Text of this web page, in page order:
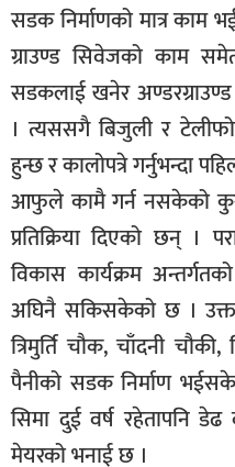
सडक निर्माणको मात्र
ग्राउण्ड सिवेजको काम
सडकलाई खनेर अण्डरग्राउण्ड
। त्यससगै बिजुली र
हुन्छ र कालोपत्रे गर्नुभन्दा
आफुले कामै गर्न नसकेको
प्रतिक्रिया दिएको छन् ।
विकास कार्यक्रम
अघिनै सकिसकेको छ । उक्त
त्रिमुर्ति चौक, चाँदनी
पैनीको सडक निर्माण
सिमा दुई वर्ष रहेतापनि
मेयरको भनाई छ ।